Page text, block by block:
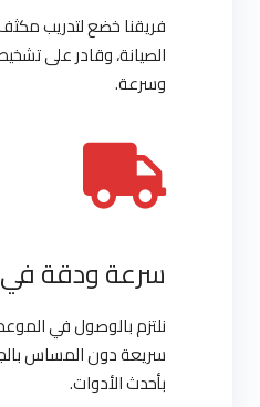
فريقنا خضع لتدريب
الصيانة، وقادر على
وسرعة.
سرعة ودقة
نلتزم بالوصول في
سريعة دون المساس
بأحدث الأدوات.